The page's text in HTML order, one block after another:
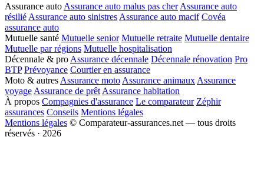
Assurance auto Assurance auto malus pas cher Assurance auto
résilié Assurance auto sinistres Assurance auto macif Covéa
assurance auto
Mutuelle santé Mutuelle senior Mutuelle retraite Mutuelle dentaire
Mutuelle par régions Mutuelle hospitalisation
Décennale & pro Assurance décennale Décennale rénovation Pro
BTP Prévoyance Courtier en assurance
Moto & autres Assurance moto Assurance animaux Assurance
voyage Assurance de prêt Assurance habitation
À propos Compagnies d'assurance Le comparateur Zéphir
assurances Conseils Mentions légales
Mentions légales © Comparateur-assurances.net — tous droits
réservés · 2026